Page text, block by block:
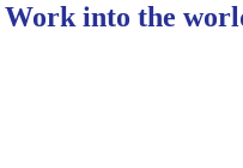
into the